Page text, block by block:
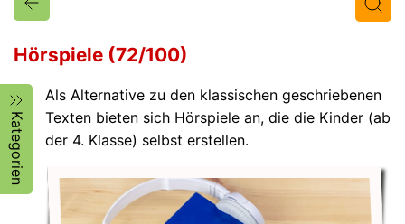
Titel Text Autor/in
Hörspiele (72/100)
Kategorien
Als Alternative zu den klassischen geschriebenen
Texten bieten sich Hörspiele an, die die Kinder (ab
der 4. Klasse) selbst erstellen.